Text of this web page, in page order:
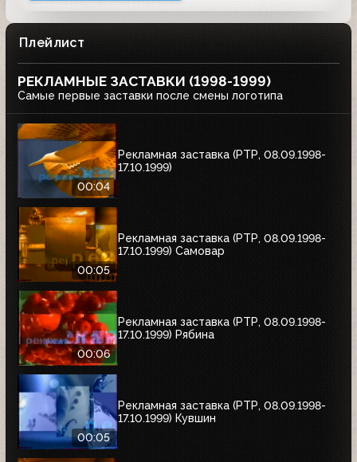
Плейлист
РЕКЛАМНЫЕ ЗАСТАВКИ (1998-1999)
Самые первые заставки после смены логотипа
00:04
Рекламная заставка (РТР, 08.09.1998-
17.10.1999)
00:05
Рекламная заставка (РТР, 08.09.1998-
17.10.1999) Самовар
00:06
Рекламная заставка (РТР, 08.09.1998-
17.10.1999) Рябина
00:05
Рекламная заставка (РТР, 08.09.1998-
17.10.1999) Кувшин